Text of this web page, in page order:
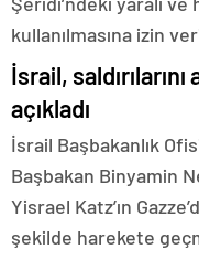
kullanılmasına izin
İsrail,
açıkladı
İsrail Başbakanlık
Başbakan Binyamin
Yisrael Katz’ın
şekilde harekete